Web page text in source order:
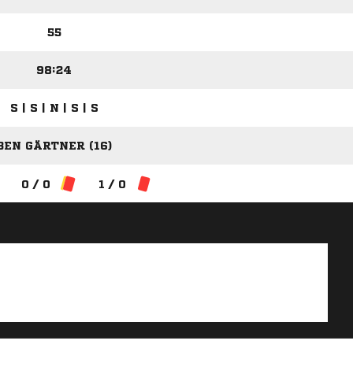
55
98:24
S | S | N | S | S
GÄRTNER (16)
0 / 0 1 / 0